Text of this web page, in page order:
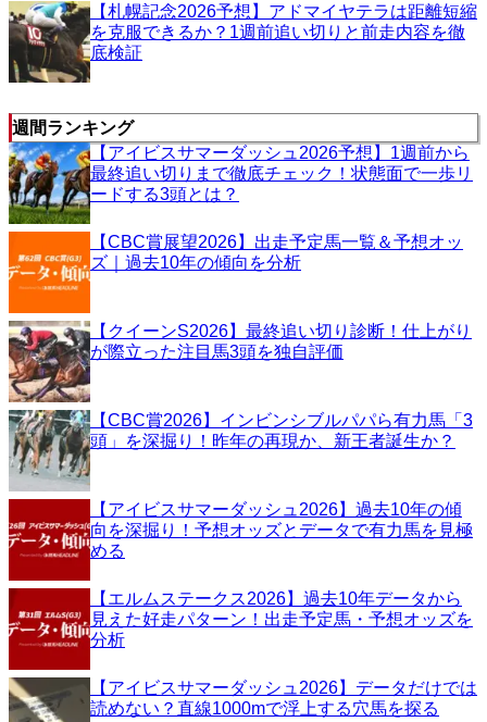
【札幌記念2026予想】アドマイヤテラは距離短縮
を克服できるか？1週前追い切りと前走内容を徹
底検証
週間ランキング
【アイビスサマーダッシュ2026予想】1週前から
最終追い切りまで徹底チェック！状態面で一歩リ
ードする3頭とは？
【CBC賞展望2026】出走予定馬一覧＆予想オッ
ズ｜過去10年の傾向を分析
【クイーンS2026】最終追い切り診断！仕上がり
が際立った注目馬3頭を独自評価
【CBC賞2026】インビンシブルパパら有力馬「3
頭」を深掘り！昨年の再現か、新王者誕生か？
【アイビスサマーダッシュ2026】過去10年の傾
向を深掘り！予想オッズとデータで有力馬を見極
める
【エルムステークス2026】過去10年データから
見えた好走パターン！出走予定馬・予想オッズを
分析
【アイビスサマーダッシュ2026】データだけでは
読めない？直線1000mで浮上する穴馬を探る